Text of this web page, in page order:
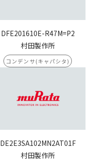
DFE201610E-R47M=P2
村田製作所
コンデンサ(キャパシタ)
DE2E3SA102MN2AT01F
村田製作所